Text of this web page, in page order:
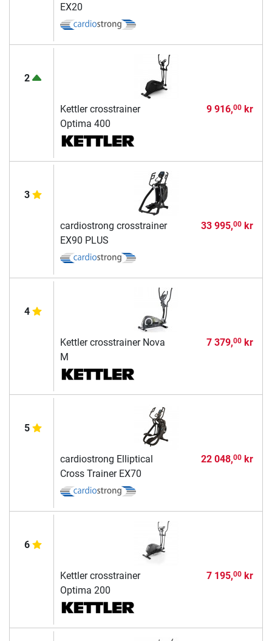
EX20
2
Kettler crosstrainer
Optima 400
9 916,00kr
3
cardiostrong crosstrainer
EX90 PLUS
33 995,00kr
4
Kettler crosstrainer Nova
M
7 379,00kr
5
cardiostrong Elliptical
Cross Trainer EX70
22 048,00kr
6
Kettler crosstrainer
Optima 200
7 195,00kr